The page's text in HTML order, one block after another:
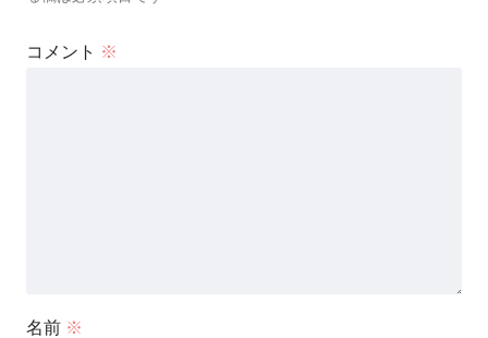
コメント ※
名前 ※